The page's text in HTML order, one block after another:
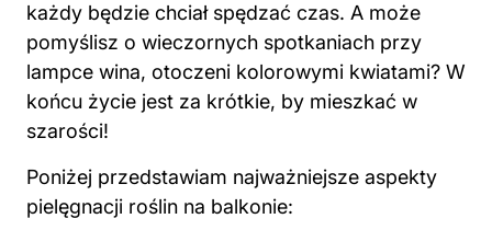
każdy będzie chciał spędzać czas. A może
pomyślisz o wieczornych spotkaniach przy
lampce wina, otoczeni kolorowymi kwiatami? W
końcu życie jest za krótkie, by mieszkać w
szarości!
Poniżej przedstawiam najważniejsze aspekty
pielęgnacji roślin na balkonie: